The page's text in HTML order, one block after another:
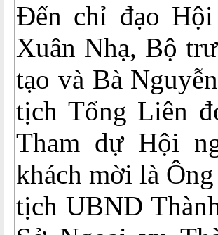
Đến chỉ đạo
Xuân Nhạ, Bộ
tạo và Bà
tịch Tổng Liên
Tham dự Hội
khách mời là
tịch UBND